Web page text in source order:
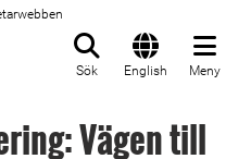
Sök English Meny
Vägen till